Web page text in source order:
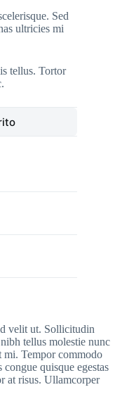
Sed
ultricies mi
tellus. Tortor
velit ut. Sollicitudin
tellus molestie nunc
mi. Tempor commodo
quisque egestas
at risus. Ullamcorper